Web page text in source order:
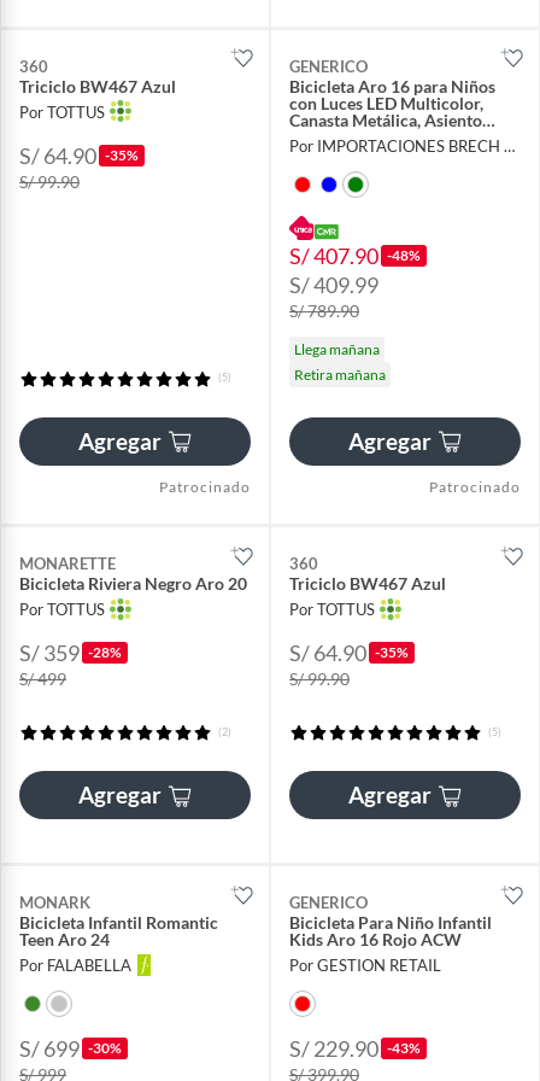
360
Triciclo BW467 Azul
Por TOTTUS
S/ 64.90 -35%
S/ 99.90
(5)
Agregar
Patrocinado
GENERICO
Bicicleta Aro 16 para Niños
con Luces LED Multicolor,
Canasta Metálica, Asiento
Trasero y Ruedas de Apoyo
2026
Por IMPORTACIONES BRECH SAC
S/ 407.90 -48%
S/ 409.99
S/ 789.90
Llega mañana
Retira mañana
Agregar
Patrocinado
MONARETTE
Bicicleta Riviera Negro Aro 20
Por TOTTUS
S/ 359 -28%
S/ 499
(2)
Agregar
360
Triciclo BW467 Azul
Por TOTTUS
S/ 64.90 -35%
S/ 99.90
(5)
Agregar
MONARK
Bicicleta Infantil Romantic
Teen Aro 24
Por FALABELLA
S/ 699 -30%
S/ 999
GENERICO
Bicicleta Para Niño Infantil
Kids Aro 16 Rojo ACW
Por GESTION RETAIL
S/ 229.90 -43%
S/ 399.90